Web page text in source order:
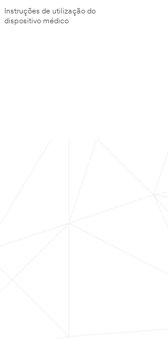
Instruções de utilização do
dispositivo médico